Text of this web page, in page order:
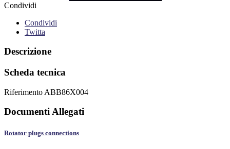
Condividi
Condividi
Twitta
Descrizione
Scheda tecnica
Riferimento ABB86X004
Documenti Allegati
Rotator plugs connections